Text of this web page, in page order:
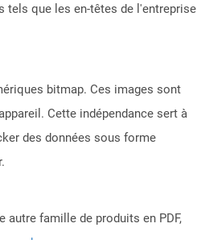
tels que les en-têtes de l'entreprise
bitmap. Ces images sont
Cette indépendance sert à
des données sous forme
famille de produits en PDF,